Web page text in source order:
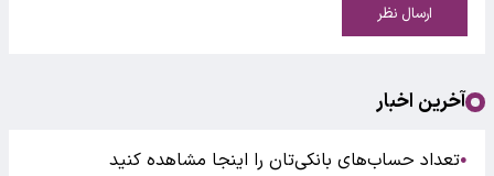
ارسال نظر
آخرین اخبار
●تعداد حساب‌های بانکی‌تان را اینجا مشاهده کنید